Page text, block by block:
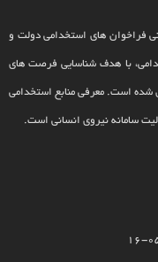
فراخوان های استخدامی دولت و
با هدف شناسایی فرصت های
شده است. معرفی منابع استخدامی
سامانه نیروی انسانی است.